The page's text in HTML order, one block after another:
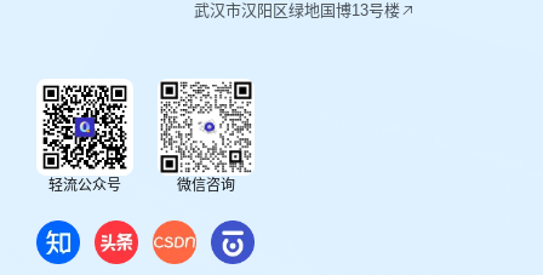
武汉市汉阳区绿地国博13号楼
轻流公众号 微信咨询